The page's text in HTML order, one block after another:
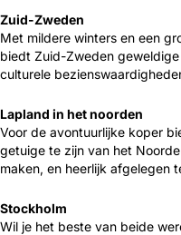
Zuid-Zweden
Met mildere winters en een
biedt Zuid-Zweden
culturele
Lapland in het noorden
Voor de avontuurlijke koper
getuige te zijn van het
maken, en heerlijk afgelegen
Stockholm
Wil je het beste van beide